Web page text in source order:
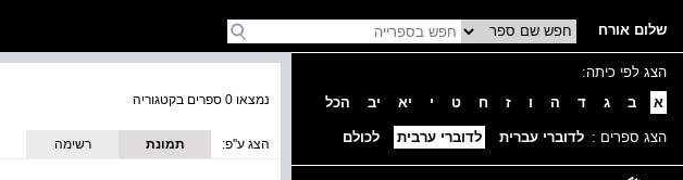
שלום אורח
הצג לפי כיתה:
א
ב ג ד ה ו ז ח ט י יא יב הכל
הצג ספרים : לדוברי עברית לדוברי ערבית לכולם
נמצאו 0 ספרים בקטגוריה
הצג ע''פ:
תמונת
רשימה